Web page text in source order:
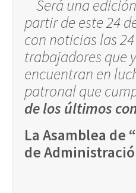
Será una
partir de este 24
con noticias las
trabajadores que
encuentran en
patronal que
de los últimos
La Asamblea de
de